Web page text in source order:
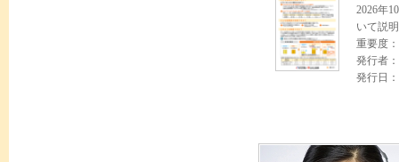
2026年
いて説
重要
発行者
発行日